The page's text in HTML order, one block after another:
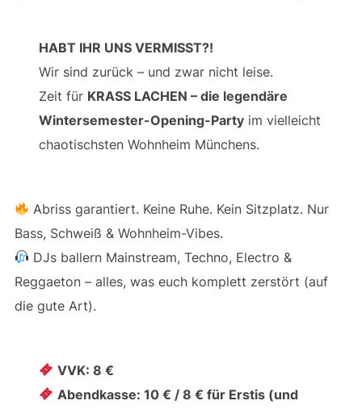
HABT IHR UNS VERMISST?!
Wir sind zurück – und zwar nicht leise.
Zeit für KRASS LACHEN – die legendäre
Wintersemester-Opening-Partyim vielleicht
chaotischsten Wohnheim Münchens.
Abriss garantiert. Keine Ruhe. Kein Sitzplatz. Nur
Bass, Schweiß & Wohnheim-Vibes.
DJs ballern Mainstream, Techno, Electro &
Reggaeton – alles, was euch komplett zerstört (auf
die gute Art).
VVK: 8 €
Abendkasse: 10 € / 8 € für Erstis (und